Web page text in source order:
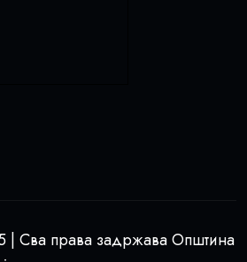
| Сва права задржава Општина